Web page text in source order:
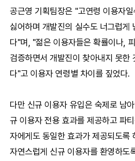
공근영 기획팀장은 "고연령 이용자
싫어하며 개발진의 실수도 너그럽게
다"며, "젊은 이용자들은 확률이나,
검증하면서 개발진이 찾아내지 못한
다"고 이용자 연령별 차이를 짚었다.
다만 신규 이용자 유입은 숙제로 남
규 이용자 전용 효과를 제공하고 파
자에게도 동일한 효과가 제공되도록
자연스럽게 신규 이용자를 환영하도